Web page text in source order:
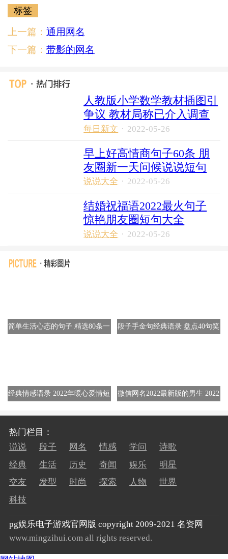
标签
上一篇： 通用网名
下一篇： 带影的网名
人教版小学数学教材插图引
争议 教材局称已介入调查
每日新文 · 2022-05-26
早上好高情商句子60条 朋
友圈新一天问候说说短句
说说大全 · 2022-05-26
结婚祝福语2022最火句子
惊艳朋友圈短句大全
说说大全 · 2022-05-26
简单生活心态的句子 精选80条一
段子手金句经典语录 盘点40句笑
经典情感语录 2022年暖心爱情短
微信网名2022最新版的男生 2022
热门栏目：
说说
段子 网名 情感 学问
诗歌
经典
生活 历史 奇闻 娱乐
明星
交友
发型 时尚 探索 人物
世界
科技
pg娱乐电子游戏官网版 copyright 2009-2021 名资网
www.mingzihui.com all rights reserved.